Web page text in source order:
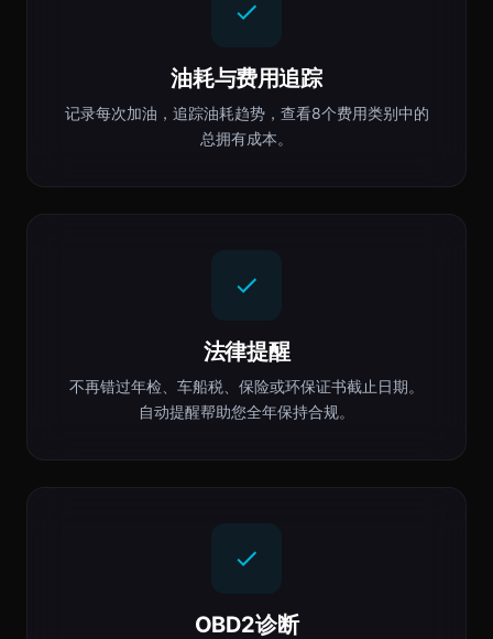
油耗与费用追踪
记录每次加油，追踪油耗趋势，查看8个费用类别中的
总拥有成本。
法律提醒
不再错过年检、车船税、保险或环保证书截止日期。
自动提醒帮助您全年保持合规。
OBD2诊断